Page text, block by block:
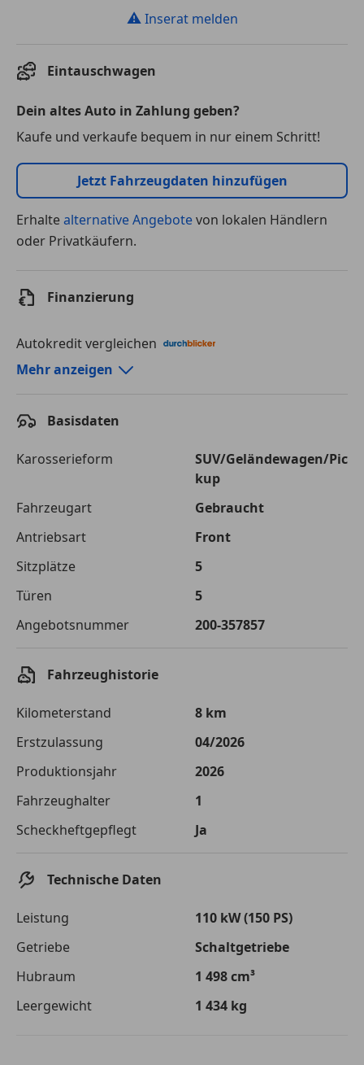
⚠ Inserat melden
Eintauschwagen
Dein altes Auto in Zahlung geben?
Kaufe und verkaufe bequem in nur einem Schritt!
Jetzt Fahrzeugdaten hinzufügen
Erhaltealternative Angebotevon lokalen Händlern
oder Privatkäufern.
Finanzierung
Autokredit vergleichen
Autokredit-Rechner von durchblicker.at
120 Monate
Kreditbetrag
€ 32 400,-
Gesamtbetrag
Einberechnete Gebühren
€ 0,-
Effektivzinsatz
Sollzinssatz
Monatliche Rate € 380,38
Die tatsächlichen Konditionen sind abhängig von Ihrer Bonität sowie
von der von Ihnen gewählten Bank. Rückzahlungszeitraum 1-10
Jahre. Zinsspanne Sollzinssatz: 2,90% - 14,90%.
Jetzt berechnen
Mehr anzeigen
Basisdaten
Karosserieform
SUV/Geländewagen/Pic
kup
Fahrzeugart
Gebraucht
Antriebsart
Front
Sitzplätze
5
Türen
5
Angebotsnummer
200-357857
Fahrzeughistorie
Kilometerstand
8 km
Erstzulassung
04/2026
Produktionsjahr
2026
Fahrzeughalter
1
Scheckheftgepflegt
Ja
Technische Daten
Leistung
110 kW (150 PS)
Getriebe
Schaltgetriebe
Hubraum
1 498 cm³
Leergewicht
1 434 kg